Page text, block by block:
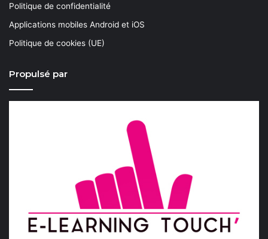
Politique de confidentialité
Applications mobiles Android et iOS
Politique de cookies (UE)
Propulsé par